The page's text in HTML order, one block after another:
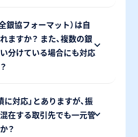
銀協フォーマット）は自
ますか？ また、複数の銀
分けている場合にも対応
に対応」とありますが、振
在する取引先でも一元管
？